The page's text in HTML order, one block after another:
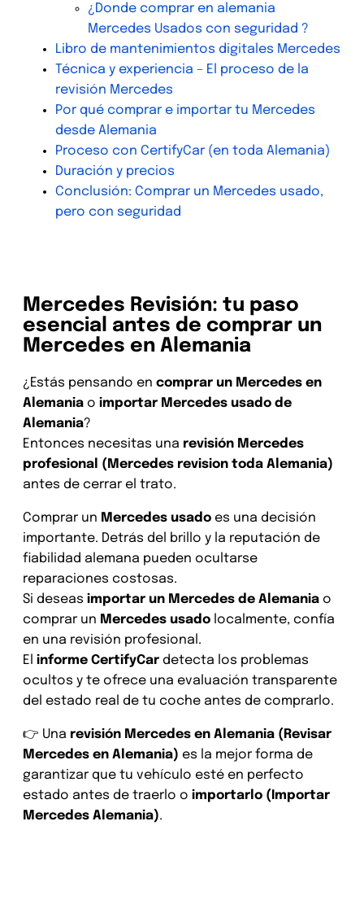
¿Donde comprar en alemania
Mercedes Usados con seguridad ?
Libro de mantenimientos digitales Mercedes
Técnica y experiencia – El proceso de la
revisión Mercedes
Por qué comprar e importar tu Mercedes
desde Alemania
Proceso con CertifyCar (en toda Alemania)
Duración y precios
Conclusión: Comprar un Mercedes usado,
pero con seguridad
Mercedes Revisión: tu paso
esencial antes de comprar un
Mercedes en Alemania
¿Estás pensando en comprar un Mercedes en
Alemania o importar Mercedes usado de
Alemania?
Entonces necesitas una revisión Mercedes
profesional (Mercedes revision toda Alemania)
antes de cerrar el trato.
Comprar un Mercedes usado es una decisión
importante. Detrás del brillo y la reputación de
fiabilidad alemana pueden ocultarse
reparaciones costosas.
Si deseas importar un Mercedes de Alemania o
comprar un Mercedes usado localmente, confía
en una revisión profesional.
El informe CertifyCar detecta los problemas
ocultos y te ofrece una evaluación transparente
del estado real de tu coche antes de comprarlo.
👉 Una revisión Mercedes en Alemania (Revisar
Mercedes en Alemania) es la mejor forma de
garantizar que tu vehículo esté en perfecto
estado antes de traerlo o importarlo (Importar
Mercedes Alemania).